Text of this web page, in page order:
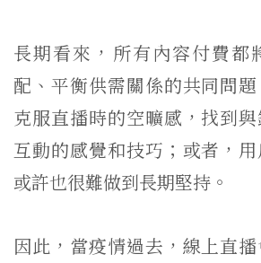
長期看來，所有內容付費都
配、平衡供需關係的共同問
克服直播時的空曠感，找到
互動的感覺和技巧；或者，
或許也很難做到長期堅持。
因此，當疫情過去，線上直